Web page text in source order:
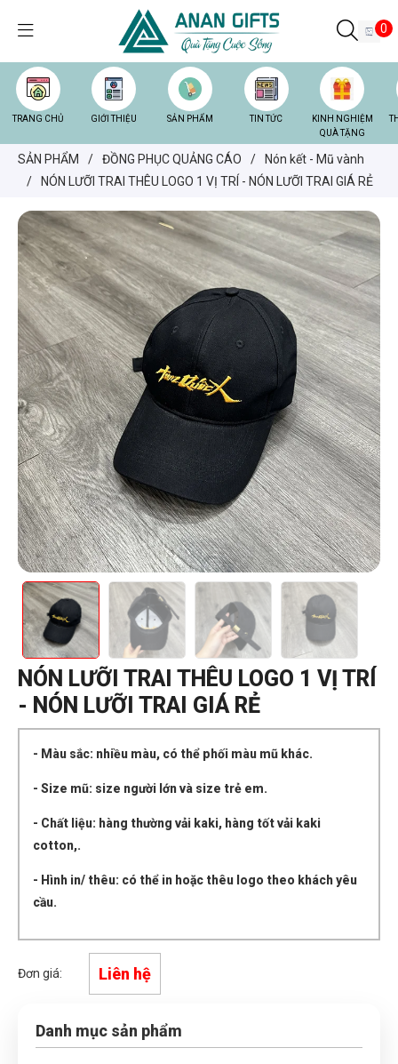
0
TRANG CHỦ GIỚI THIỆU SẢN PHẨM TIN TỨC
KINH NGHIỆM
QUÀ TẶNG
SẢN PHẨM / ĐỒNG PHỤC QUẢNG CÁO /
Nón kết - Mũ vành
/
NÓN LƯỠI TRAI THÊU LOGO 1 VỊ TRÍ - NÓN LƯỠI TRAI GIÁ RẺ
NÓN LƯỠI TRAI THÊU LOGO 1 VỊ TRÍ
- NÓN LƯỠI TRAI GIÁ RẺ
- Màu sắc: nhiều màu, có thể phối màu mũ khác.
- Size mũ: size người lớn và size trẻ em.
- Chất liệu: hàng thường vải kaki, hàng tốt vải kaki
cotton,.
- Hình in/ thêu: có thể in hoặc thêu logo theo khách yêu
cầu.
Đơn giá: Liên hệ
Danh mục sản phẩm